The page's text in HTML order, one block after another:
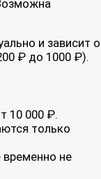
и зависит
₽ до 1000 ₽).
10 000 ₽.
только
временно не